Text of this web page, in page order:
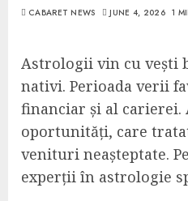
CABARET NEWS JUNE 4, 2026 1
Astrologii vin cu vești
nativi. Perioada verii
financiar și al carierei.
oportunități, care
venituri neașteptate.
experții în astrologie